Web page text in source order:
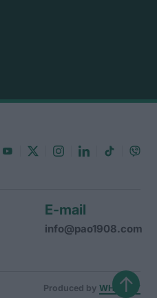
E-mail
info@pao1908.com
Produced by WHISKEY
↑